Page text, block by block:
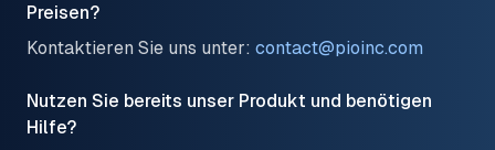
Preisen?
Kontaktieren Sie uns unter: contact@pioinc.com
Nutzen Sie bereits unser Produkt und benötigen
Hilfe?